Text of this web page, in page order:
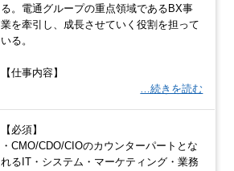
る。電通グループの重点領域であるBX事
業を牽引し、成長させていく役割を担って
いる。
【仕事内容】
…続きを読む
【必須】
・CMO/CDO/CIOのカウンターパートとな
れるIT・システム・マーケティング・業務